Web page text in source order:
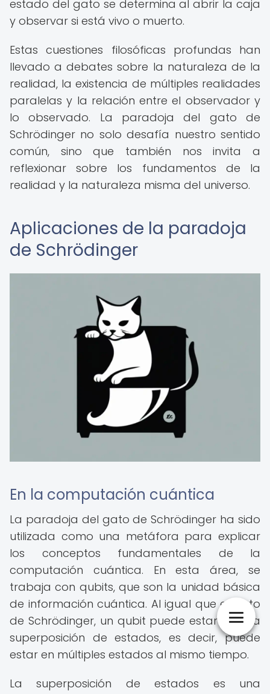
estado del gato se determina al abrir la caja
y observar si está vivo o muerto.
Estas cuestiones filosóficas profundas han
llevado a debates sobre la naturaleza de la
realidad, la existencia de múltiples realidades
paralelas y la relación entre el observador y
lo observado. La paradoja del gato de
Schrödinger no solo desafía nuestro sentido
común, sino que también nos invita a
reflexionar sobre los fundamentos de la
realidad y la naturaleza misma del universo.
Aplicaciones de la paradoja
de Schrödinger
En la computación cuántica
La paradoja del gato de Schrödinger ha sido
utilizada como una metáfora para explicar
los conceptos fundamentales de la
computación cuántica. En esta área, se
trabaja con qubits, que son la unidad básica
de información cuántica. Al igual que el gato
de Schrödinger, un qubit puede estar en una
superposición de estados, es decir, puede
estar en múltiples estados al mismo tiempo.
La superposición de estados es una